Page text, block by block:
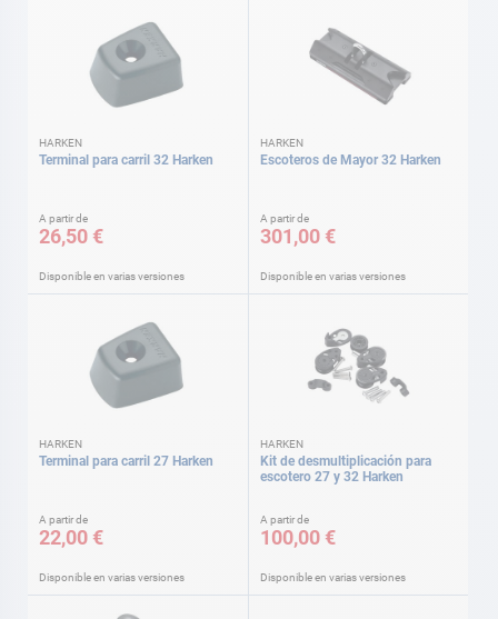
HARKEN
Terminal para carril 32 Harken
A partir de
26,50 €
Disponible en varias versiones
HARKEN
Escoteros de Mayor 32 Harken
A partir de
301,00 €
Disponible en varias versiones
HARKEN
Terminal para carril 27 Harken
A partir de
22,00 €
Disponible en varias versiones
HARKEN
Kit de desmultiplicación para
escotero 27 y 32 Harken
A partir de
100,00 €
Disponible en varias versiones